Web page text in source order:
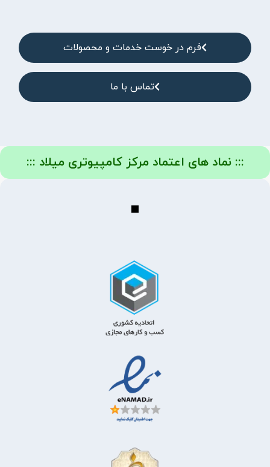
فرم در خوست خدمات و محصولات
تماس با ما
::: نماد های اعتماد مرکز کامپیوتری میلاد :::